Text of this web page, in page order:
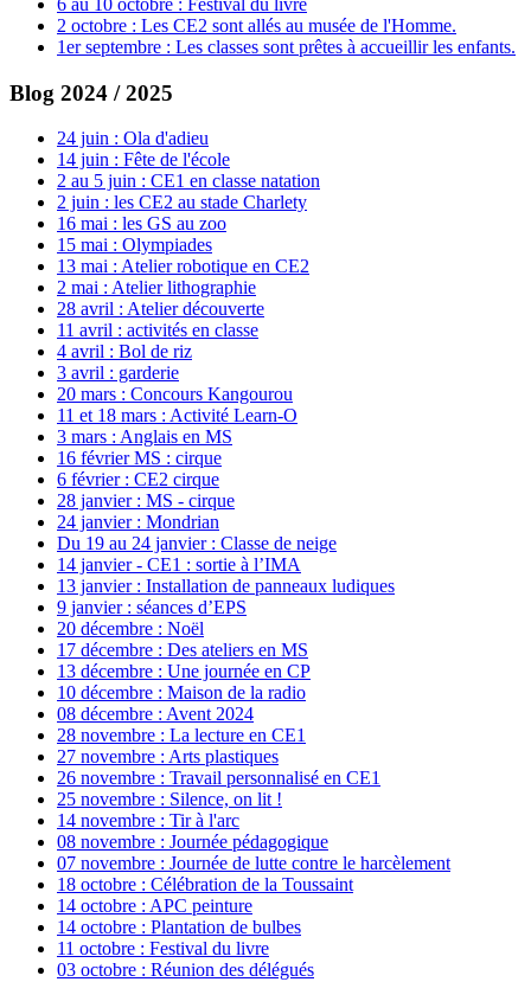
2 octobre : Les CE2 sont allés au musée de l'Homme.
1er septembre : Les classes sont prêtes à accueillir les enfants.
Blog 2024 / 2025
24 juin : Ola d'adieu
14 juin : Fête de l'école
2 au 5 juin : CE1 en classe natation
2 juin : les CE2 au stade Charlety
16 mai : les GS au zoo
15 mai : Olympiades
13 mai : Atelier robotique en CE2
2 mai : Atelier lithographie
28 avril : Atelier découverte
11 avril : activités en classe
4 avril : Bol de riz
3 avril : garderie
20 mars : Concours Kangourou
11 et 18 mars : Activité Learn-O
3 mars : Anglais en MS
16 février MS : cirque
6 février : CE2 cirque
28 janvier : MS - cirque
24 janvier : Mondrian
Du 19 au 24 janvier : Classe de neige
14 janvier - CE1 : sortie à l’IMA
13 janvier : Installation de panneaux ludiques
9 janvier : séances d’EPS
20 décembre : Noël
17 décembre : Des ateliers en MS
13 décembre : Une journée en CP
10 décembre : Maison de la radio
08 décembre : Avent 2024
28 novembre : La lecture en CE1
27 novembre : Arts plastiques
26 novembre : Travail personnalisé en CE1
25 novembre : Silence, on lit !
14 novembre : Tir à l'arc
08 novembre : Journée pédagogique
07 novembre : Journée de lutte contre le harcèlement
18 octobre : Célébration de la Toussaint
14 octobre : APC peinture
14 octobre : Plantation de bulbes
11 octobre : Festival du livre
03 octobre : Réunion des délégués